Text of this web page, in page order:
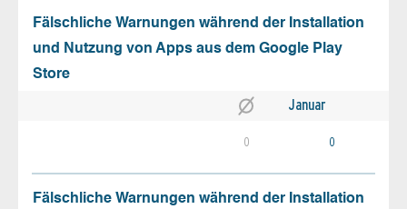
Fälschliche Warnungen während der Installation
und Nutzung von Apps aus dem Google Play
Store
Januar
0 0
Fälschliche Warnungen während der Installation